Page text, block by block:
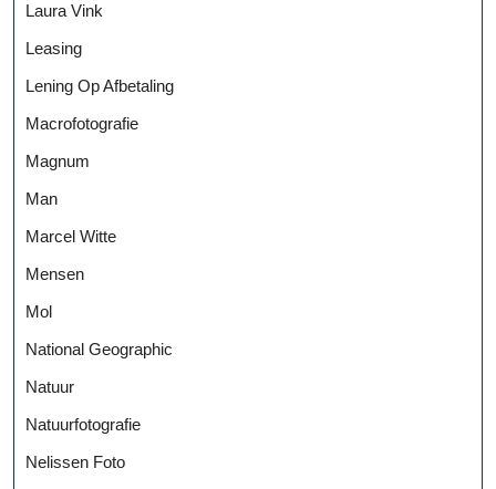
Laura Vink
Leasing
Lening Op Afbetaling
Macrofotografie
Magnum
Man
Marcel Witte
Mensen
Mol
National Geographic
Natuur
Natuurfotografie
Nelissen Foto